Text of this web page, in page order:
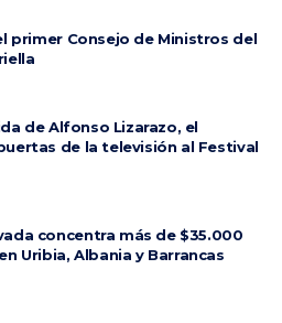
primer Consejo de Ministros del
de Alfonso Lizarazo, el
de la televisión al Festival
concentra más de $35.000
Uribia, Albania y Barrancas